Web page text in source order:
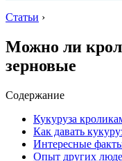
Статьи ›
Можно ли
зерновые
Содержание
Кукуруза
Как давать
Интересные
Опыт других